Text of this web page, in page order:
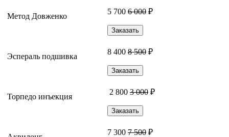
Метод Довженко
5 700 6 000 ₽
Заказать
Эспераль подшивка
8 400 8 500 ₽
Заказать
Торпедо инъекция
2 800 3 000 ₽
Заказать
7 300 7 500 ₽